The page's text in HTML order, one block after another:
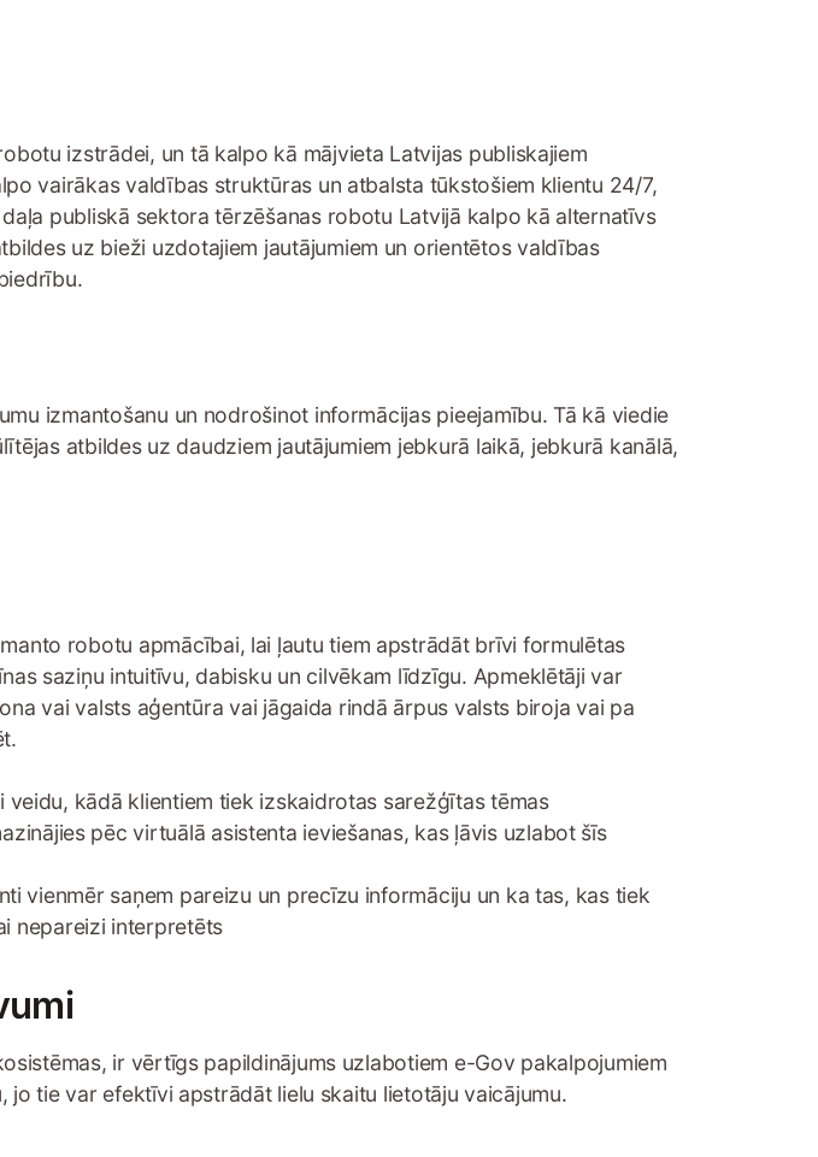
izstrādei, un tā kalpo kā mājvieta Latvijas publiskajiem
vairākas valdības struktūras un atbalsta tūkstošiem klientu 24/7,
publiskā sektora tērzēšanas robotu Latvijā kalpo kā alternatīvs
uz bieži uzdotajiem jautājumiem un orientētos valdības
izmantošanu un nodrošinot informācijas pieejamību. Tā kā viedie
atbildes uz daudziem jautājumiem jebkurā laikā, jebkurā kanālā,
robotu apmācībai, lai ļautu tiem apstrādāt brīvi formulētas
saziņu intuitīvu, dabisku un cilvēkam līdzīgu. Apmeklētāji var
vai valsts aģentūra vai jāgaida rindā ārpus valsts biroja vai pa
kādā klientiem tiek izskaidrotas sarežģītas tēmas
pēc virtuālā asistenta ieviešanas, kas ļāvis uzlabot šīs
vienmēr saņem pareizu un precīzu informāciju un ka tas, kas tiek
nepareizi interpretēts
ir vērtīgs papildinājums uzlabotiem e-Gov pakalpojumiem
tie var efektīvi apstrādāt lielu skaitu lietotāju vaicājumu.